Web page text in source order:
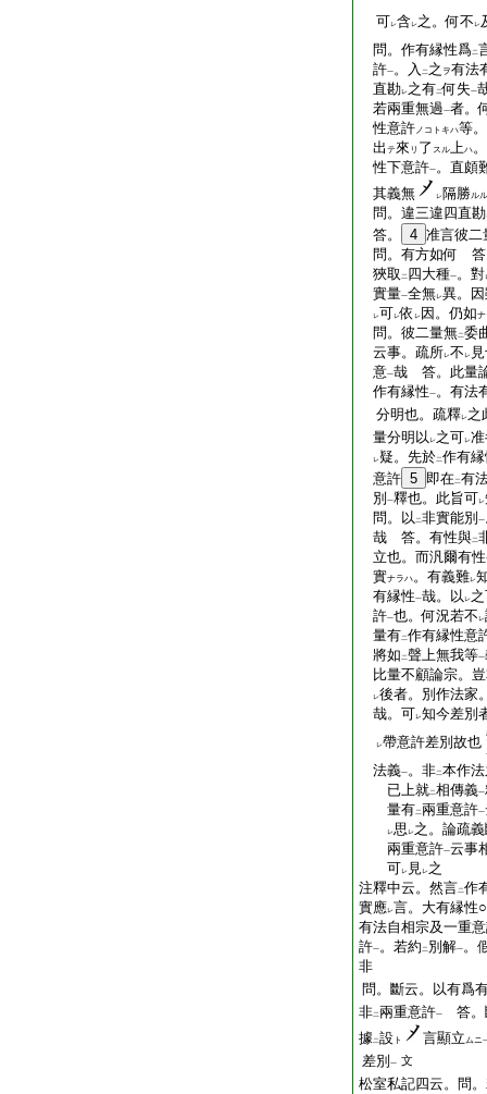
可レ含レ之。何不 レ
問。作有縁性爲二
許一。入 二 之 ヲ有法
直勘レ之有二何失一
若兩重無過一者。
性意許ノコトキハ等
出 テ來 リ 了 スル上ハ
性下意許一。直頗
其義無
レ隔勝ルル
問。違三違四直勘
答。 4 准言彼二
問。有方如何 答
狹取 二 四大種一。對
實量一全無レ異。
レ可レ依 レ 因。仍如ナ
問。彼二量無二委
云事。疏所レ不 レ
意一哉 答。此量
作有縁性一。有法
分明也。疏釋レ之
量分明以 レ之可レ准
レ疑。先於二作有
意許 5 即在二有
別 一釋也。此旨可レ
問。以 二非實能別 一
哉 答。有性與二
立也。而汎爾有性
實ナラハ。有義難レ
有縁性一哉。以 レ
許一也。何況若不 レ
量有二作有縁性意
將如 二聲上無我等一
比量不顧論宗。
レ後者。別作法家
哉。可レ知今差別
レ帶意許差別故也
法義一。非二本作
已上就二相傳義一
量有二兩重意許一
レ思 レ之。論疏
兩重意許一云事
可レ 見レ之
注釋中云。然言二作
實應レ言。大有縁性
有法自相宗及一重
許一。若約 二 別解一。
非
問。斷云。以有爲
非二兩重意許一
答。
據二設 ト 言顯立ムニ
差別 一 文
松室私記四云。問